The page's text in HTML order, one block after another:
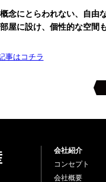
念にとらわれない、自由
屋に設け、個性的な空間
事はコチラ
会社紹介
コンセプト
会社概要